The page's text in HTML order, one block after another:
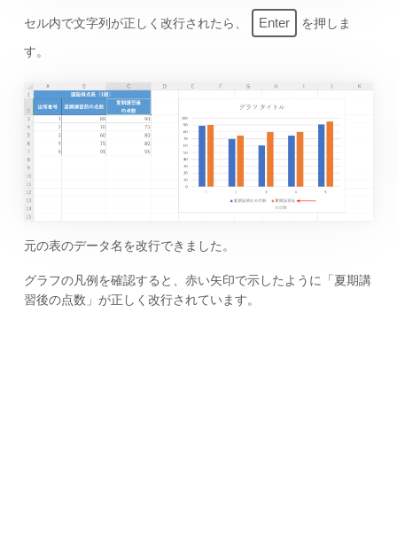
セル内で文字列が正しく改行されたら、 Enter
を押しま
す。
元の表のデータ名を改行できました。
グラフの凡例を確認すると、赤い矢印で示したように「夏期講
習後の点数」が正しく改行されています。